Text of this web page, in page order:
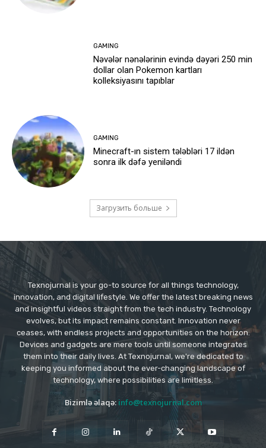
GAMING
Nəvələr nənələrinin evində dəyəri 250 min
dollar olan Pokemon kartları
kolleksiyasını tapıblar
GAMING
Minecraft-ın sistem tələbləri 17 ildən
sonra ilk dəfə yeniləndi
Загрузить больше
Texnojurnal is your go-to source for all things technology,
innovation, and digital lifestyle. We offer the latest breaking news
and insightful videos straight from the tech industry. Technology
evolves, but its impact remains constant. Innovation never
ceases, with endless projects and opportunities on the horizon.
Devices and gadgets are mere tools until someone integrates
them into their daily lives. At Texnojurnal, we're dedicated to
keeping you informed about the ever-changing landscape of
technology, where possibilities are limitless.
Bizimlə əlaqə: info@texnojurnal.com